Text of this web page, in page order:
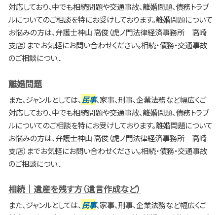
対応しており、中でも相続問題や交通事故、離婚問題、債務トラブ
ルについてのご相談を特にお受けしております。離婚問題について
お悩みの方は、弁護士神山 高俊（虎ノ門法律経済事務所 高崎
支店）までお気軽にお問い合わせください。相続・債務・交通事故
のご相談につい...
離婚問題
また、ジャンルとしては、 民事、家事、刑事、企業法務など幅広くご
対応しており、中でも相続問題や交通事故、離婚問題、債務トラブ
ルについてのご相談を特にお受けしております。離婚問題について
お悩みの方は、弁護士神山 高俊（虎ノ門法律経済事務所 高崎
支店）までお気軽にお問い合わせください。相続・債務・交通事故
のご相談につい...
相続｜遺産を残す方（遺言作成など）
また、ジャンルとしては、民事、家事、刑事、企業法務など幅広くご